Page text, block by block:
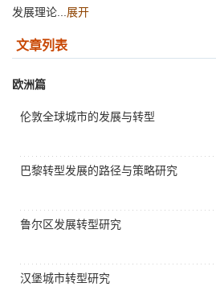
发展理论... 展开
文章列表
欧洲篇
伦敦全球城市的发展与转型
巴黎转型发展的路径与策略研究
鲁尔区发展转型研究
汉堡城市转型研究